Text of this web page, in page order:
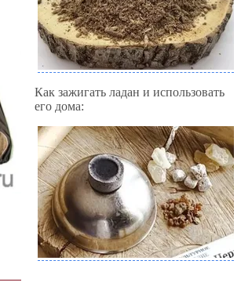
Как зажигать ладан и использовать
его дома: